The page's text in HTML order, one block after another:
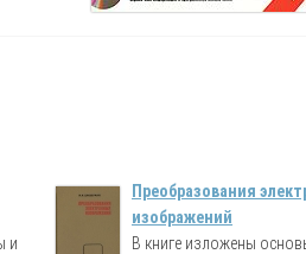
и
Преобразования
изображений
В книге изложены